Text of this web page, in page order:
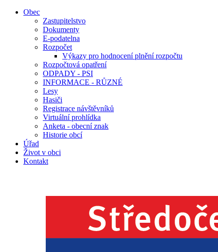
Obec
Zastupitelstvo
Dokumenty
E-podatelna
Rozpočet
Výkazy pro hodnocení plnění rozpočtu
Rozpočtová opatření
ODPADY - PSI
INFORMACE - RŮZNÉ
Lesy
Hasiči
Registrace návštěvníků
Virtuální prohlídka
Anketa - obecní znak
Historie obcí
Úřad
Život v obci
Kontakt